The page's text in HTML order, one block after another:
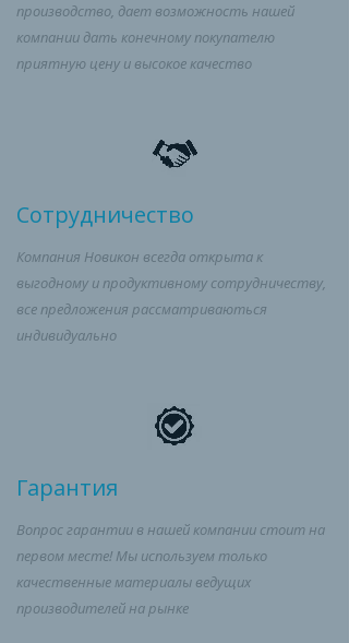
производство, дает возможность нашей
компании дать конечному покупателю
приятную цену и высокое качество
Сотрудничество
Компания Новикон всегда открыта к
выгодному и продуктивному сотрудничеству,
все предложения рассматриваються
индивидуально
Гарантия
Вопрос гарантии в нашей компании стоит на
первом месте! Мы используем только
качественные материалы ведущих
производителей на рынке